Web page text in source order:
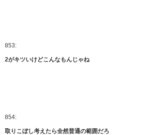
853:
2がキツいけどこんなもんじゃね
854:
取りこぼし考えたら全然普通の範囲だろ